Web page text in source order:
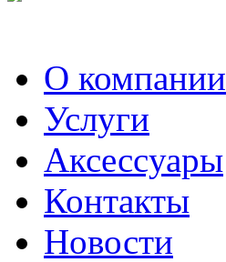
О компании
Услуги
Аксесcуары
Контакты
Новости